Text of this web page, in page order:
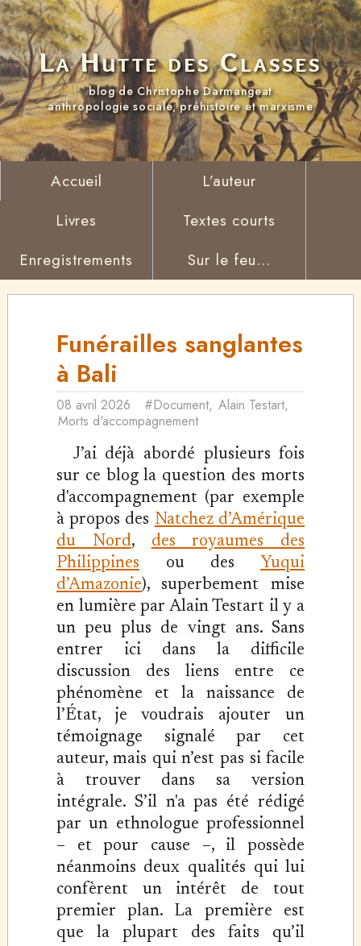
La Hutte des Classes
blog de Christophe Darmangeat
anthropologie sociale, préhistoire et marxisme
Accueil
L’auteur
Livres
Textes courts
Enregistrements
Sur le feu...
Funérailles sanglantes
à Bali
08 avril 2026 #Document, Alain Testart,
Morts d'accompagnement
J’ai déjà abordé plusieurs fois
sur ce blog la question des morts
d'accompagnement (par exemple
à propos des Natchez d’Amérique
du Nord, des royaumes des
Philippines ou des
Yuqui
d’Amazonie), superbement mise
en lumière par Alain Testart il y a
un peu plus de vingt ans. Sans
entrer ici dans la difficile
discussion des liens entre ce
phénomène et la naissance de
l’État, je voudrais ajouter un
témoignage signalé par cet
auteur, mais qui n’est pas si facile
à trouver dans sa version
intégrale. S’il n'a pas été rédigé
par un ethnologue professionnel
– et pour cause –, il possède
néanmoins deux qualités qui lui
confèrent un intérêt de tout
premier plan. La première est
que la plupart des faits qu’il